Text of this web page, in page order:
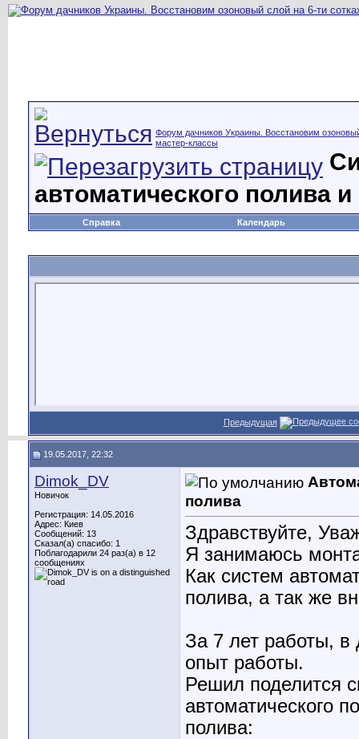
Форум дачников Украины. Восстановим
мастер-классы
автоматического полива
Справка Календарь
Предыдущая
19.05.2017, 22:32
Dimok_DV
Новичок
Регистрация: 14.05.2016
Адрес: Киев
Сообщений: 13
Сказал(а) спасибо: 1
Поблагодарили 24 раз(а) в 12
сообщениях
полива
Здравствуйте,
Я занимаюсь
Как систем
полива, а так же
За 7 лет работы, в
опыт работы.
Решил поделится
автоматического
полива: